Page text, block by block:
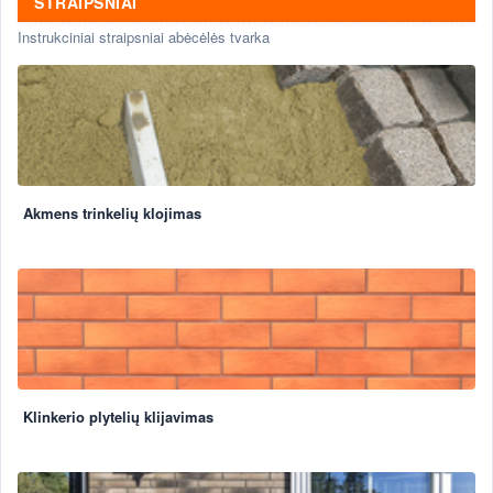
Instrukciniai straipsniai abėcėlės tvarka
Akmens trinkelių klojimas
Klinkerio plytelių klijavimas